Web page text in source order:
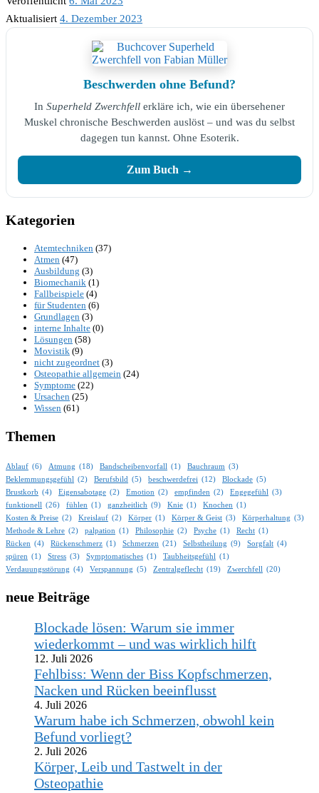
Aktualisiert 4. Dezember 2023
Beschwerden ohne Befund?
In Superheld Zwerchfell erkläre ich, wie ein übersehener
Muskel chronische Beschwerden auslöst – und was du selbst
dagegen tun kannst. Ohne Esoterik.
Zum Buch →
Kategorien
Atemtechniken (37)
Atmen (47)
Ausbildung (3)
Biomechanik (1)
Fallbeispiele (4)
für Studenten (6)
Grundlagen (3)
interne Inhalte (0)
Lösungen (58)
Movistik (9)
nicht zugeordnet (3)
Osteopathie allgemein (24)
Symptome (22)
Ursachen (25)
Wissen (61)
Themen
Ablauf (6) Atmung (18) Bandscheibenvorfall (1) Bauchraum (3)
Beklemmungsgefühl
(2) Berufsbild (5) beschwerdefrei (12) Blockade (5)
Brustkorb (4) Eigensabotage (2) Emotion (2) empfinden (2) Engegefühl
(3)
funktionell
(26) fühlen (1) ganzheitlich (9) Knie (1) Knochen (1)
Kosten & Preise (2) Kreislauf (2) Körper (1) Körper & Geist (3) Körperhaltung (3)
Methode & Lehre (2) palpation (1) Philosophie (2) Psyche (1) Recht (1)
Rücken (4) Rückenschmerz (1) Schmerzen (21) Selbstheilung (9) Sorgfalt (4)
spüren (1) Stress (3) Symptomatisches (1) Taubheitsgefühl
(1)
Verdauungsstörung (4) Verspannung (5) Zentralgeflecht (19) Zwerchfell (20)
neue Beiträge
Blockade lösen: Warum sie immer
wiederkommt – und was wirklich hilft
12. Juli 2026
Fehlbiss: Wenn der Biss Kopfschmerzen,
Nacken und Rücken beeinflusst
4. Juli 2026
Warum habe ich Schmerzen, obwohl kein
Befund vorliegt?
2. Juli 2026
Körper, Leib und Tastwelt in der
Osteopathie